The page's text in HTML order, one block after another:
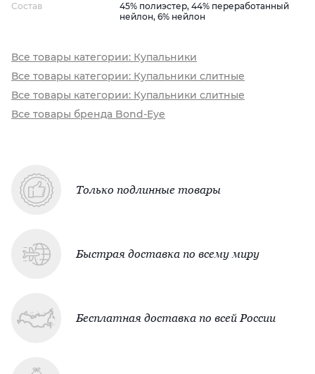
Состав
45% полиэстер, 44% переработанный
нейлон, 6% нейлон
Все товары категории: Купальники
Все товары категории: Купальники слитные
Все товары категории: Купальники слитные
Все товары бренда Bond-Eye
Только подлинные товары
Быстрая доставка по всему миру
Бесплатная доставка по всей России